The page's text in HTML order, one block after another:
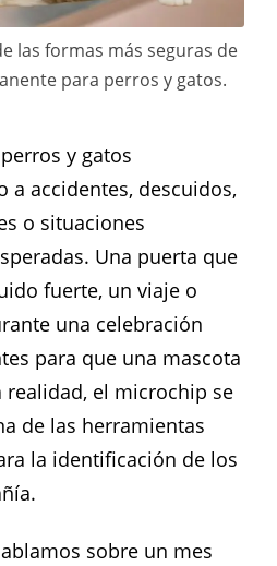
las formas más seguras de
para perros y gatos.
y gatos
a accidentes, descuidos,
o situaciones
Una puerta que
fuerte, un viaje o
una celebración
para que una mascota
realidad, el microchip se
de las herramientas
la identificación de los
sobre un mes